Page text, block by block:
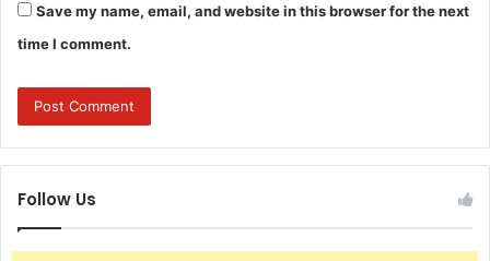
Save my name, email, and website in this browser for the next
time I comment.
Follow Us